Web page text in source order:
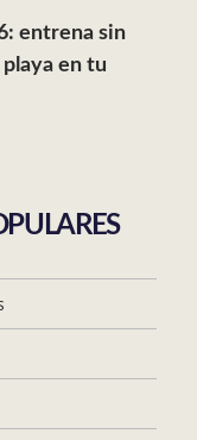
entrena sin
en tu